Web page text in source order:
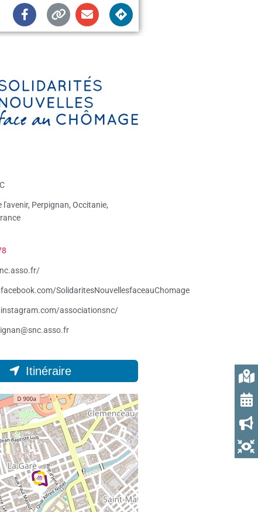
l'avenir, Perpignan, Occitanie,
SolidaritesNouvellesfaceauChomage
associationsnc/
Itinéraire